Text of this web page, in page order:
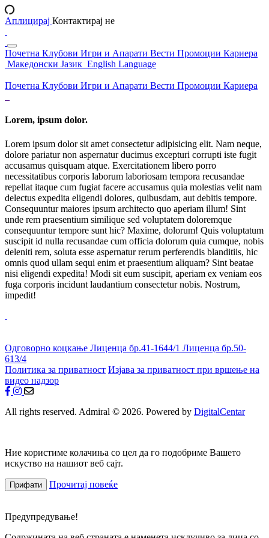
Аплицирај Контактирај не
Почетна Клубови Игри и Апарати Вести Промоции Кариера
Македонски Јазик English Language
Почетна Клубови Игри и Апарати Вести Промоции Кариера
Lorem, ipsum dolor.
Lorem ipsum dolor sit amet consectetur adipisicing elit. Nam neque,
dolore pariatur non aspernatur ducimus excepturi corrupti iste fugit
accusamus quisquam atque. Exercitationem libero porro
necessitatibus corporis laborum laboriosam tempora recusandae
repellat itaque cum fugiat facere accusamus quia molestias velit nam
delectus expedita eligendi dolores, quibusdam, aut debitis tempore.
Consequuntur maiores ipsum architecto quo aperiam illum! Sint
unde rem praesentium similique sed voluptatem doloremque
consequuntur tempore sunt hic? Maxime, dolorum! Quis voluptatum
suscipit id nulla recusandae cum officia dolorum quia cumque, nobis
deleniti rem, soluta esse aspernatur rerum perferendis blanditiis, hic
omnis quod ullam sequi enim et praesentium aliquam? Sint beatae
nisi eligendi expedita! Modi sit eum suscipit, aperiam ex veniam eos
fuga corporis incidunt laudantium consectetur nobis. Nostrum,
impedit!
Одговорно коцкање Лиценца бр.41-1644/1 Лиценца бр.50-
613/4
Политика за приватност Изјава за приватност при вршење на
видео надзор
All rights reserved. Admiral © 2026. Powered by DigitalCentar
Ние користиме колачиња со цел да го подобриме Вашето
искуство на нашиот веб сајт.
Прифати Прочитај повеќе
Предупредување!